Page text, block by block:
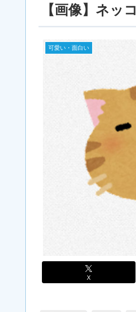
渡邊渚さん、近況報告「
渡邊渚さん、近況報告「
中道改革連合・国民民主
海外「世界で日本を死守
【悲報】ショートスリー
【衝撃】NHK番組出演者
セレッソ大阪がFCザン
【画像】ネッ
可愛い・面白い
X